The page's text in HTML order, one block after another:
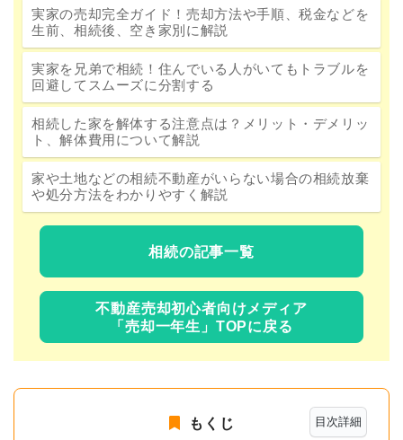
実家の売却完全ガイド！売却方法や手順、税金などを
生前、相続後、空き家別に解説
実家を兄弟で相続！住んでいる人がいてもトラブルを
回避してスムーズに分割する
相続した家を解体する注意点は？メリット・デメリッ
ト、解体費用について解説
家や土地などの相続不動産がいらない場合の相続放棄
や処分方法をわかりやすく解説
相続の記事一覧
不動産売却初心者向けメディア
「売却一年生」TOPに戻る
目次詳細
もくじ